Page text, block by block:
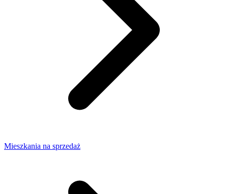
Mieszkania na sprzedaż